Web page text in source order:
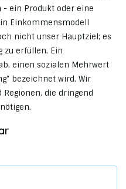
ein Produkt oder eine
Einkommensmodell
nicht unser Hauptziel; es
zu erfüllen. Ein
einen sozialen Mehrwert
bezeichnet wird. Wir
die dringend